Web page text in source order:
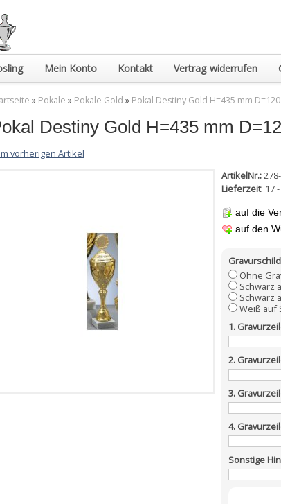
Mein Konto Kontakt Vertrag widerrufen
» Pokale » Pokale Gold » Pokal Destiny Gold H=435 mm
Destiny Gold H=435 mm
vorherigen Artikel
ArtikelNr.:
Lieferzeit: 17
auf die
auf den
Ohne
Schwarz
Schwarz
Weiß auf
1.
2.
3.
4.
Sonstige